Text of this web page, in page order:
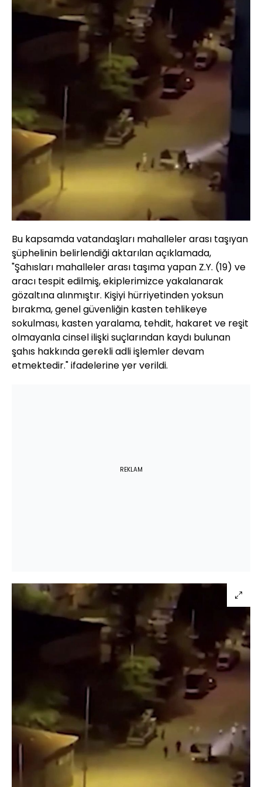
Bu kapsamda vatandaşları mahalleler arası taşıyan
şüphelinin belirlendiği aktarılan açıklamada,
"Şahısları mahalleler arası taşıma yapan Z.Y. (19) ve
aracı tespit edilmiş, ekiplerimizce yakalanarak
gözaltına alınmıştır. Kişiyi hürriyetinden yoksun
bırakma, genel güvenliğin kasten tehlikeye
sokulması, kasten yaralama, tehdit, hakaret ve reşit
olmayanla cinsel ilişki suçlarından kaydı bulunan
şahıs hakkında gerekli adli işlemler devam
etmektedir." ifadelerine yer verildi.
REKLAM